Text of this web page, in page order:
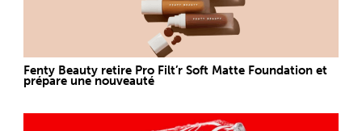
Fenty Beauty retire Pro Filt’r Soft Matte Foundation et
prépare une nouveauté